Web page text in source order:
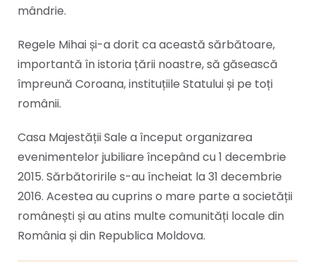
mândrie.
Regele Mihai și-a dorit ca această sărbătoare,
importantă în istoria țării noastre, să găsească
împreună Coroana, instituțiile Statului și pe toți
românii.
Casa Majestății Sale a început organizarea
evenimentelor jubiliare începând cu 1 decembrie
2015. Sărbătoririle s-au încheiat la 31 decembrie
2016. Acestea au cuprins o mare parte a societății
românești și au atins multe comunități locale din
România și din Republica Moldova.